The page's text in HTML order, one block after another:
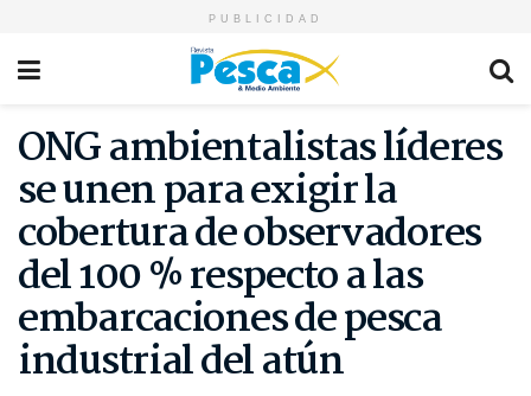
PUBLICIDAD
ONG ambientalistas líderes
se unen para exigir la
cobertura de observadores
del 100 % respecto a las
embarcaciones de pesca
industrial del atún